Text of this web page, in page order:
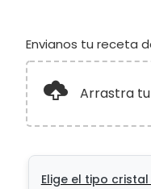
Envianos tu receta
Arrastra
Elige el tipo